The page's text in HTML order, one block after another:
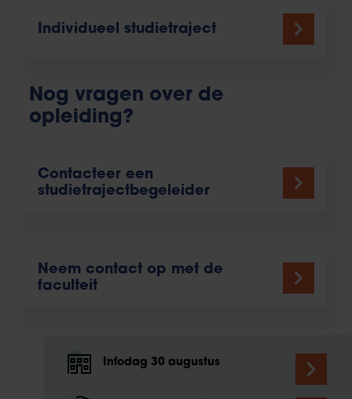
Individueel studietraject
Nog vragen over de
opleiding?
Contacteer een
studietrajectbegeleider
Neem contact op met de
faculteit
Infodag 30 augustus